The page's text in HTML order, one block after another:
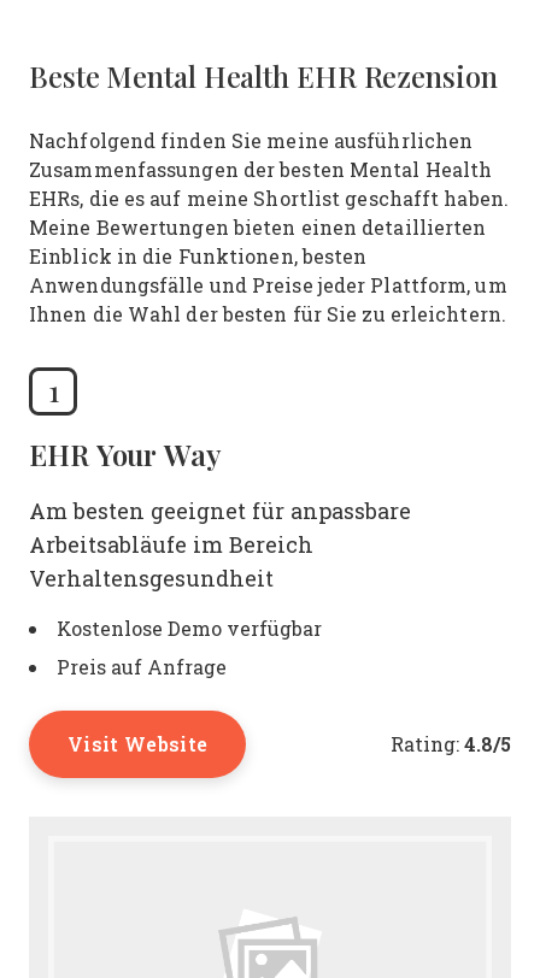
Beste Mental Health EHR Rezension
Nachfolgend finden Sie meine ausführlichen
Zusammenfassungen der besten Mental Health
EHRs, die es auf meine Shortlist geschafft haben.
Meine Bewertungen bieten einen detaillierten
Einblick in die Funktionen, besten
Anwendungsfälle und Preise jeder Plattform, um
Ihnen die Wahl der besten für Sie zu erleichtern.
1
EHR Your Way
Am besten geeignet für anpassbare
Arbeitsabläufe im Bereich
Verhaltensgesundheit
Kostenlose Demo verfügbar
Preis auf Anfrage
Visit Website Rating:4.8/5